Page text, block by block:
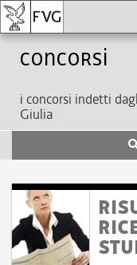
Concorsi
i concorsi indetti
Giulia